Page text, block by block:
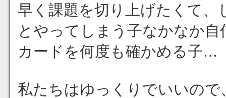
早く課題を切り上げたくて
とやってしまう子なかなか
カードを何度も確かめる子…
私たちはゆっくりでいいの